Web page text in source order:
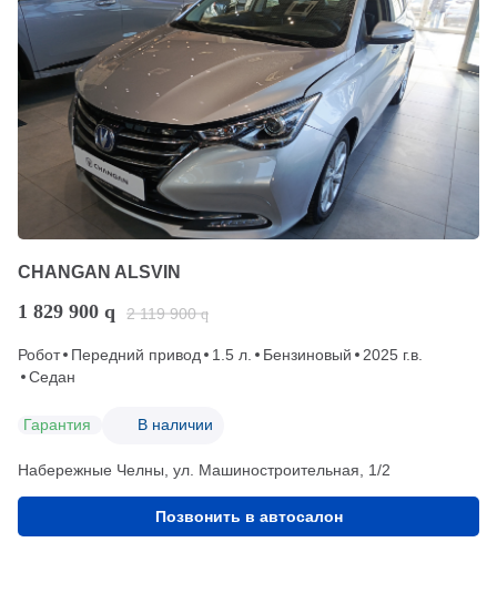
CHANGAN ALSVIN
1 829 900 q 2 119 900 q
Робот Передний привод 1.5 л. Бензиновый
2025 г.в.
Седан
Гарантия В наличии
Набережные Челны, ул. Машиностроительная, 1/2
Позвонить в автосалон